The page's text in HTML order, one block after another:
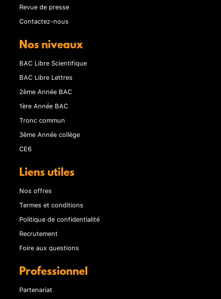
Revue de presse
Contactez-nous
Nos niveaux
BAC Libre Scientifique
BAC Libre Lettres
2ème Année BAC
1ère Année BAC
Tronc commun
3ème Année collège
CE6
Liens utiles
Nos offres
Termes et conditions
Politique de confidentialité
Recrutement
Foire aux questions
Professionnel
Partenariat